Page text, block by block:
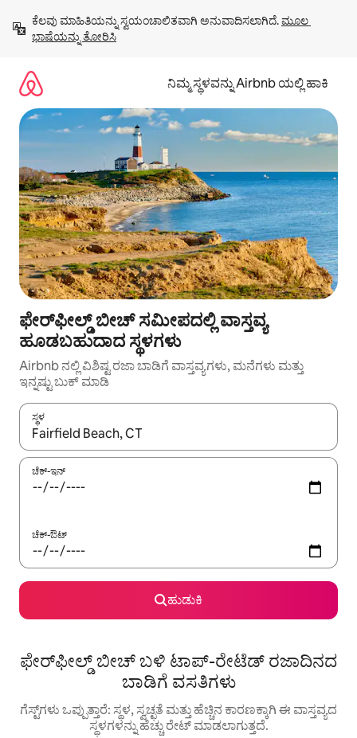
ಹೋಗಿ
ಕೆಲವು ಮಾಹಿತಿಯನ್ನು ಸ್ವಯಂಚಾಲಿತವಾಗಿ ಅನುವಾದಿಸಲಾಗಿದೆ. ಮೂಲ
ಭಾಷೆಯನ್ನು ತೋರಿಸಿ
ನಿಮ್ಮ ಸ್ಥಳವನ್ನು Airbnb ಯಲ್ಲಿ ಹಾಕಿ
ಫೇರ್‌ಫೀಲ್ಡ್ ಬೀಚ್ ಸಮೀಪದಲ್ಲಿ ವಾಸ್ತವ್ಯ
ಹೂಡಬಹುದಾದ ಸ್ಥಳಗಳು
Airbnb ನಲ್ಲಿ ವಿಶಿಷ್ಟ ರಜಾ ಬಾಡಿಗೆ ವಾಸ್ತವ್ಯಗಳು, ಮನೆಗಳು ಮತ್ತು
ಇನ್ನಷ್ಟು ಬುಕ್ ಮಾಡಿ
ಸ್ಥಳ
ಫಲಿತಾಂಶಗಳು ಲಭ್ಯವಿರುವಾಗ, ಅಪ್ ಮತ್ತು ಡೌನ್ ಬಾಣದ ಕೀಲಿಗಳೊಂದಿಗೆ
ಚೆಕ್-ಇನ್
ಚೆಕ್-ಔಟ್
ಹುಡುಕಿ
ಫೇರ್‌ಫೀಲ್ಡ್ ಬೀಚ್ ಬಳಿ ಟಾಪ್-ರೇಟೆಡ್ ರಜಾದಿನದ
ಬಾಡಿಗೆ ವಸತಿಗಳು
ಗೆಸ್ಟ್‌ಗಳು ಒಪ್ಪುತ್ತಾರೆ: ಸ್ಥಳ, ಸ್ವಚ್ಛತೆ ಮತ್ತು ಹೆಚ್ಚಿನ ಕಾರಣಕ್ಕಾಗಿ ಈ ವಾಸ್ತವ್ಯದ
ಸ್ಥಳಗಳನ್ನು ಹೆಚ್ಚು ರೇಟ್ ಮಾಡಲಾಗುತ್ತದೆ.